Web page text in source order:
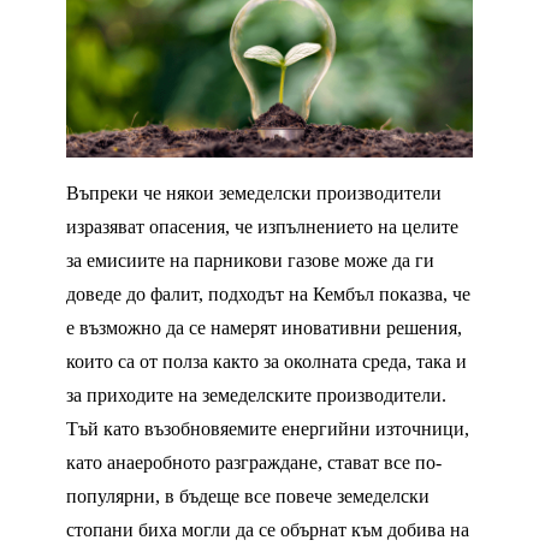
Въпреки че някои земеделски производители
изразяват опасения, че изпълнението на целите
за емисиите на парникови газове може да ги
доведе до фалит, подходът на Кембъл показва, че
е възможно да се намерят иновативни решения,
които са от полза както за околната среда, така и
за приходите на земеделските производители.
Тъй като възобновяемите енергийни източници,
като анаеробното разграждане, стават все по-
популярни, в бъдеще все повече земеделски
стопани биха могли да се обърнат към добива на